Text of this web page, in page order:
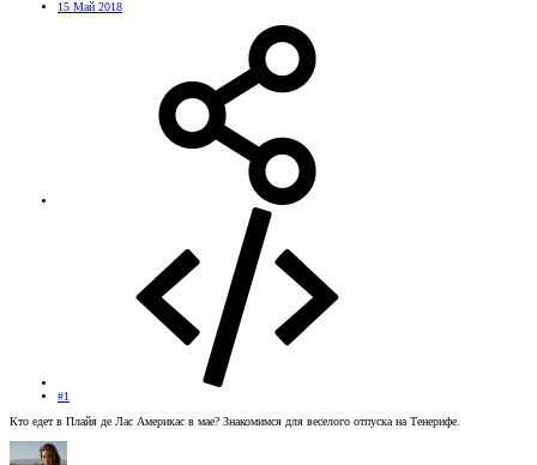
15 Май 2018
#1
Кто едет в Плайя де Лас Америкас в мае? Знакомимся для веселого отпуска на Тенерифе.